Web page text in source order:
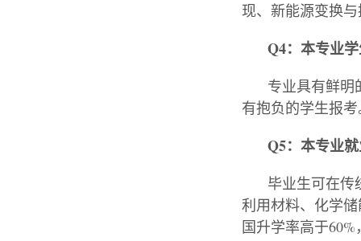
现、新能源变换
Q4：本专业
专业具有鲜明
有抱负的学生报
Q5：本专业
毕业生可在传
利用材料、化学
国升学率高于60%